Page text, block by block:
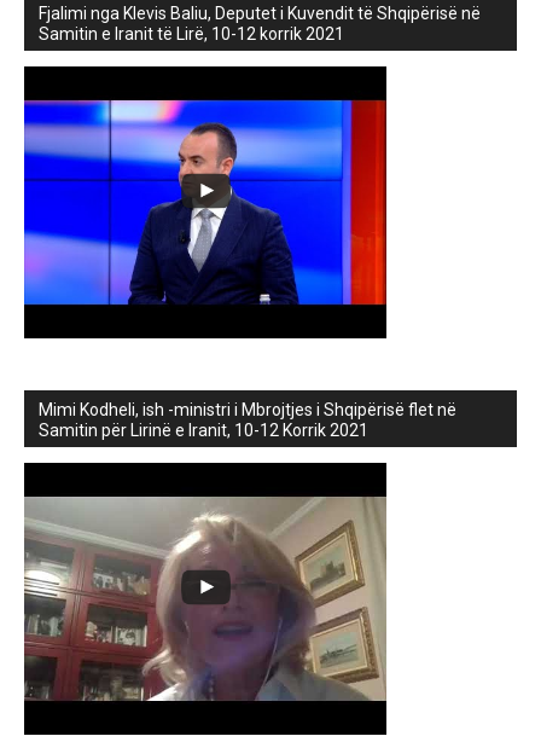
Fjalimi nga Klevis Baliu, Deputet i Kuvendit të Shqipërisë në
Samitin e Iranit të Lirë, 10-12 korrik 2021
Mimi Kodheli, ish -ministri i Mbrojtjes i Shqipërisë flet në
Samitin për Lirinë e Iranit, 10-12 Korrik 2021